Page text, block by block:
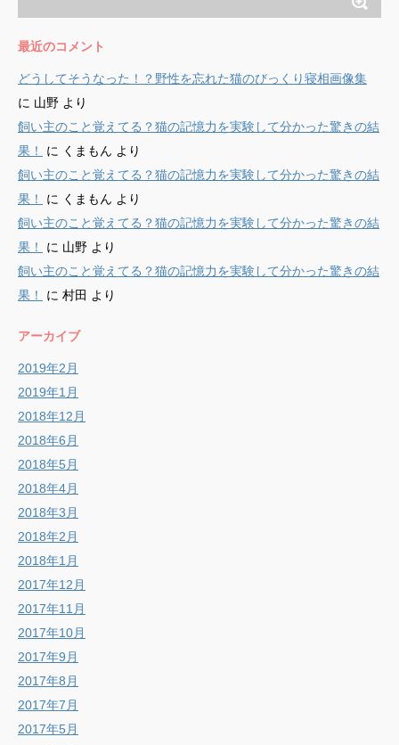
最近のコメント
どうしてそうなった！？野性を忘れた猫のびっくり寝相画像集
に 山野 より
飼い主のこと覚えてる？猫の記憶力を実験して分かった驚きの結
果！
に くまもん より
飼い主のこと覚えてる？猫の記憶力を実験して分かった驚きの結
果！
に くまもん より
飼い主のこと覚えてる？猫の記憶力を実験して分かった驚きの結
果！
に 山野 より
飼い主のこと覚えてる？猫の記憶力を実験して分かった驚きの結
果！
に 村田 より
アーカイブ
2019年2月
2019年1月
2018年12月
2018年6月
2018年5月
2018年4月
2018年3月
2018年2月
2018年1月
2017年12月
2017年11月
2017年10月
2017年9月
2017年8月
2017年7月
2017年5月